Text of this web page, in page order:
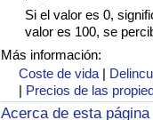
Si el valor es 0,
valor es 100, se
Más información:
Coste de vida |
| Precios de las
Acerca de esta página
Índice de
Índice de